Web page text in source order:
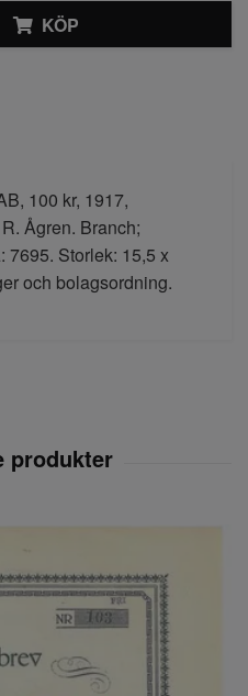
KÖP
100 kr, 1917,
Ågren. Branch;
7695. Storlek: 15,5 x
och bolagsordning.